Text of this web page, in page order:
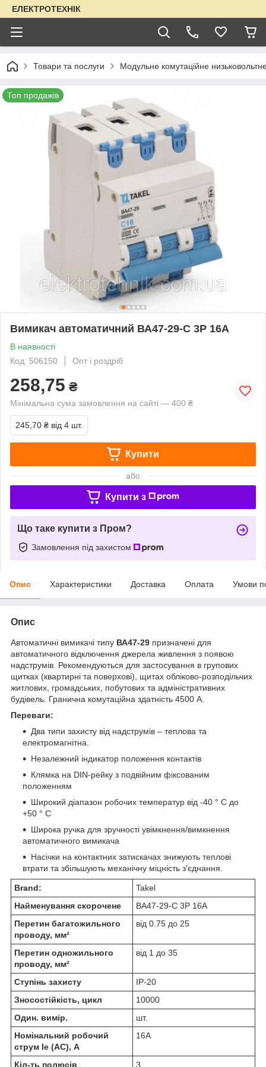
ЕЛЕКТРОТЕХНІК
Товари та послуги Модульне комутаційне
Топ продажів
Вимикач автоматичний ВА47-29-С 3Р 16А
В наявності
Код: 506150
Опт і роздріб
258,75 ₴
Мінімальна сума замовлення на сайті — 400 ₴
245,70 ₴ від 4 шт.
Купити
або
Купити з
Що таке купити з Пром?
Замовлення під захистом
Опис Характеристики Доставка Оплата Умови
Опис
Автоматичні вимикачі типу ВА47-29 призначені для
автоматичного відключення джерела живлення з появою
надструмів. Рекомендуються для застосування в групових
щитках (квартирні та поверхові), щитах обліково-розподільчих
житлових, громадських, побутових та адміністративних
будівель. Гранична комутаційна здатність 4500 А.
Переваги:
Два типи захисту від надструмів – теплова та
електромагнітна.
Незалежний індикатор положення контактів
Клямка на DIN-рейку з подвійним фіксованим
положенням
Широкий діапазон робочих температур від -40 ° С до
+50 ° С
Широка ручка для зручності увімкнення/вимкнення
автоматичного вимикача
Насічки на контактних затискачах знижують теплові
втрати та збільшують механічну міцність з'єднання.
Brand:
Takel
Найменування скорочене
ВА47-29-С 3Р 16А
Перетин багатожильного
проводу, мм²
від 0.75 до 25
Перетин одножильного
проводу, мм²
від 1 до 35
Ступінь захисту
IP-20
Зносостійкість, цикл
10000
Один. вимір.
шт.
Номінальний робочий
струм Ie (AC), А
16А
Кіл-ть полюсів 3